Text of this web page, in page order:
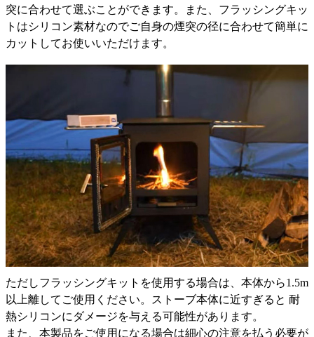
突に合わせて選ぶことができます。また、フラッシングキッ
トはシリコン素材なのでご自身の煙突の径に合わせて簡単に
カットしてお使いいただけます。
ただしフラッシングキットを使用する場合は、本体から1.5m
以上離してご使用ください。ストーブ本体に近すぎると 耐
熱シリコンにダメージを与える可能性があります。
また、本製品をご使用になる場合は細心の注意を払う必要が